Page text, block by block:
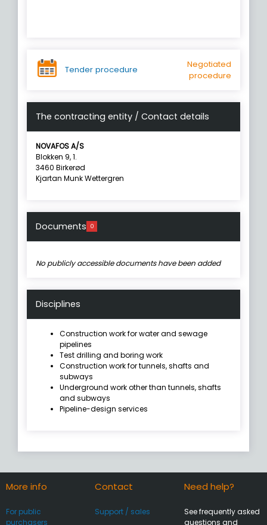
Tender procedure
Negotiated
procedure
The contracting entity / Contact details
NOVAFOS A/S
Blokken 9, 1.
3460 Birkerød
Kjartan Munk Wettergren
Documents 0
No publicly accessible documents have been added
Disciplines
Construction work for water and sewage
pipelines
Test drilling and boring work
Construction work for tunnels, shafts and
subways
Underground work other than tunnels, shafts
and subways
Pipeline-design services
More info
For public
purchasers
Contact
Support / sales
Need help?
See frequently asked
questions and